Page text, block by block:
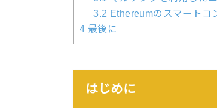
3.2 Ethereumのスマートコ
4 最後に
はじめに